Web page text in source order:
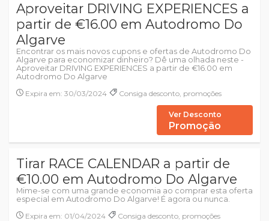
Aproveitar DRIVING EXPERIENCES a
partir de €16.00 em Autodromo Do
Algarve
Encontrar os mais novos cupons e ofertas de Autodromo Do
Algarve para economizar dinheiro? Dê uma olhada neste -
Aproveitar DRIVING EXPERIENCES a partir de €16.00 em
Autodromo Do Algarve
Expira em: 30/03/2024
Consiga desconto, promoções
Ver Desconto
Promoção
Tirar RACE CALENDAR a partir de
€10.00 em Autodromo Do Algarve
Mime-se com uma grande economia ao comprar esta oferta
especial em Autodromo Do Algarve! É agora ou nunca.
Expira em: 01/04/2024
Consiga desconto, promoções